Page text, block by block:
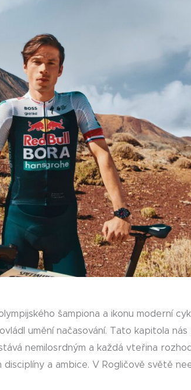
šampiona a ikonu moderní
umění načasování. Tato kapitola nás
nemilosrdným a každá vteřina
a ambice. V Rogličově světě